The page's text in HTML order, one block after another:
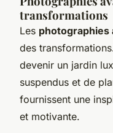
transformations
Les photographies
des
devenir un jardin
suspendus et de
fournissent une
et motivante.